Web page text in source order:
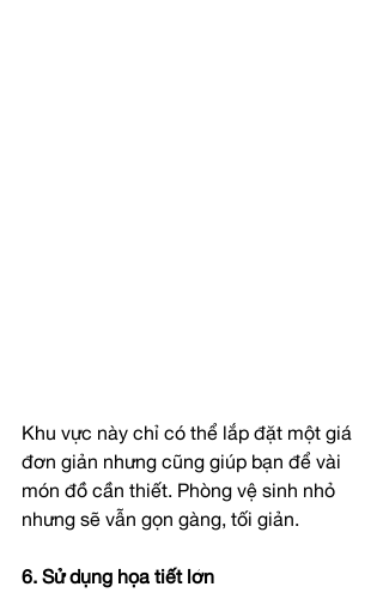
Khu vực này chỉ có thể lắp đặt một giá
đơn giản nhưng cũng giúp bạn để vài
món đồ cần thiết. Phòng vệ sinh nhỏ
nhưng sẽ vẫn gọn gàng, tối giản.
6. Sử dụng họa tiết lớn